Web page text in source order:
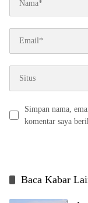
Simpan nama,
komentar saya
Baca Kabar